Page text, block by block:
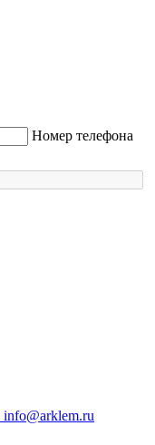
Номер телефона
info@arklem.ru